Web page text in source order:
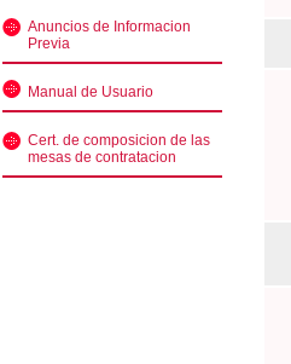
Anuncios de Informacion
Previa
Manual de Usuario
Cert. de composicion de las
mesas de contratacion